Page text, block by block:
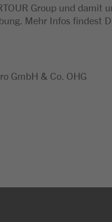
Group und
Mehr Infos findest
GmbH & Co. OHG